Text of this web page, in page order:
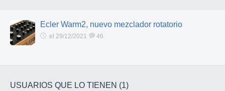
Ecler Warm2, nuevo mezclador rotatorio
el 29/12/2021 46
USUARIOS QUE LO TIENEN (1)